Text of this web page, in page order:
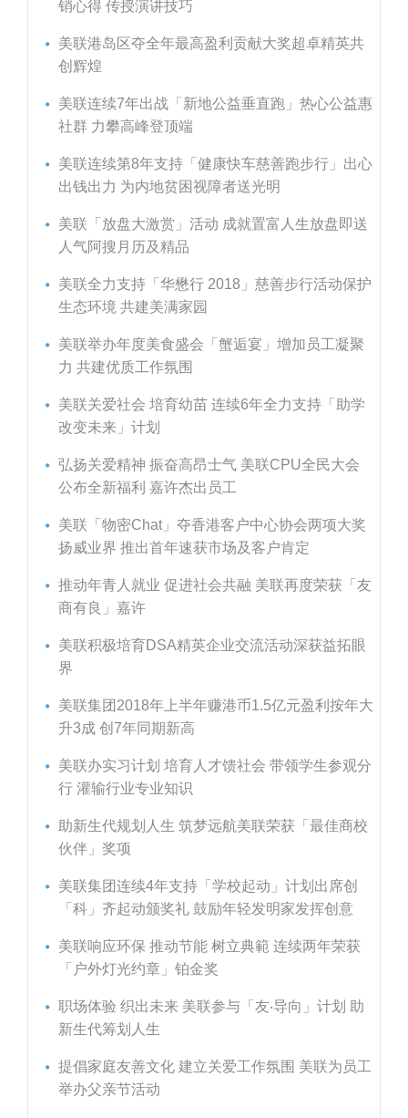
销心得 传授演讲技巧
美联港岛区夺全年最高盈利贡献大奖超卓精英共
创辉煌
美联连续7年出战「新地公益垂直跑」热心公益惠
社群 力攀高峰登顶端
美联连续第8年支持「健康快车慈善跑步行」出心
出钱出力 为内地贫困视障者送光明
美联「放盘大激赏」活动 成就置富人生放盘即送
人气阿搜月历及精品
美联全力支持「华懋行 2018」慈善步行活动保护
生态环境 共建美满家园
美联举办年度美食盛会「蟹逅宴」增加员工凝聚
力 共建优质工作氛围
美联关爱社会 培育幼苗 连续6年全力支持「助学
改变未来」计划
弘扬关爱精神 振奋高昂士气 美联CPU全民大会
公布全新福利 嘉许杰出员工
美联「物密Chat」夺香港客户中心协会两项大奖
扬威业界 推出首年速获市场及客户肯定
推动年青人就业 促进社会共融 美联再度荣获「友
商有良」嘉许
美联积极培育DSA精英企业交流活动深获益拓眼
界
美联集团2018年上半年赚港币1.5亿元盈利按年大
升3成 创7年同期新高
美联办实习计划 培育人才馈社会 带领学生参观分
行 灌输行业专业知识
助新生代规划人生 筑梦远航美联荣获「最佳商校
伙伴」奖项
美联集团连续4年支持「学校起动」计划出席创
「科」齐起动颁奖礼 鼓励年轻发明家发挥创意
美联响应环保 推动节能 树立典範 连续两年荣获
「户外灯光约章」铂金奖
职场体验 织出未来 美联参与「友‧导向」计划 助
新生代筹划人生
提倡家庭友善文化 建立关爱工作氛围 美联为员工
举办父亲节活动